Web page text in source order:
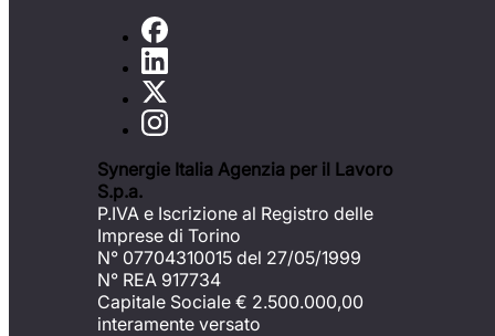
Synergie Italia Agenzia per il Lavoro
S.p.a.
P.IVA e Iscrizione al Registro delle
Imprese di Torino
N° 07704310015 del 27/05/1999
N° REA 917734
Capitale Sociale € 2.500.000,00
interamente versato